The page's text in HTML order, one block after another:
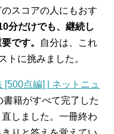
スコアの人にもおす
分だけでも、継続し
です。
自分は、これ
トに挑みました。
点編] | ネットニュ
書籍がすべて完了した
しました。一冊終わ